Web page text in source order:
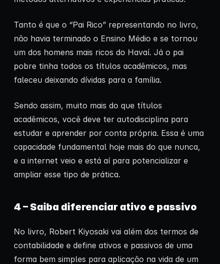
Tanto é que o “Pai Rico” representando no livro,
não havia terminado o Ensino Médio e se tornou
um dos homens mais ricos do Havaí. Já o pai
pobre tinha todos os títulos acadêmicos, mas
faleceu deixando dívidas para a família.
Sendo assim, muito mais do que títulos
acadêmicos, você deve ter autodisciplina para
estudar e aprender por conta própria. Essa é uma
capacidade fundamental hoje mais do que nunca,
e a internet veio e está aí para potencializar e
ampliar esse tipo de prática.
4 – Saiba diferenciar ativo e passivo
No livro, Robert Kiyosaki vai além dos termos de
contabilidade e define ativos e passivos de uma
forma bem simples para aplicação na vida de um